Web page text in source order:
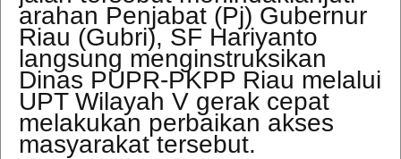
arahan Penjabat (Pj) Gubernur
Riau (Gubri), SF Hariyanto
langsung menginstruksikan
Dinas PUPR-PKPP Riau melalui
UPT Wilayah V gerak cepat
melakukan perbaikan akses
masyarakat tersebut.